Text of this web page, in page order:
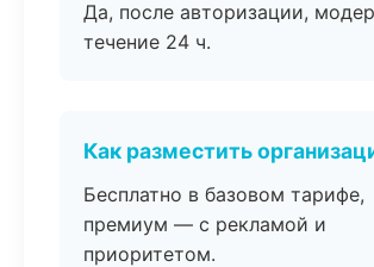
Да, после авторизации,
течение 24 ч.
Как разместить
Бесплатно в базовом тарифе,
премиум — с рекламой и
приоритетом.